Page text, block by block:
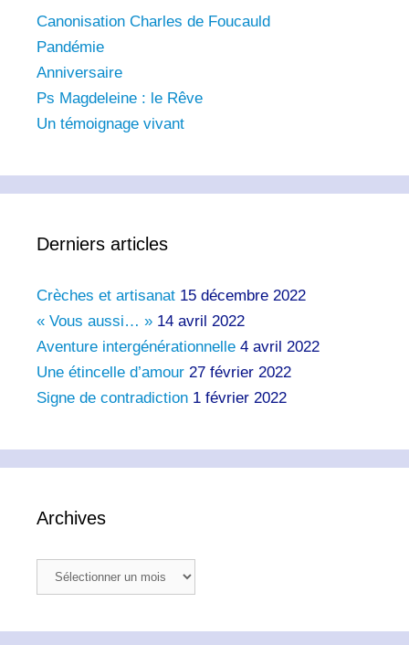
Canonisation Charles de Foucauld
Pandémie
Anniversaire
Ps Magdeleine : le Rêve
Un témoignage vivant
Derniers articles
Crèches et artisanat 15 décembre 2022
« Vous aussi… » 14 avril 2022
Aventure intergénérationnelle 4 avril 2022
Une étincelle d’amour 27 février 2022
Signe de contradiction 1 février 2022
Archives
Archives